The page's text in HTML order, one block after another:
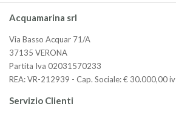
Acquamarina srl
Via Basso Acquar 71/A
37135 VERONA
Partita Iva 02031570233
REA: VR-212939 - Cap. Sociale: € 30.000,00 iv
Servizio Clienti